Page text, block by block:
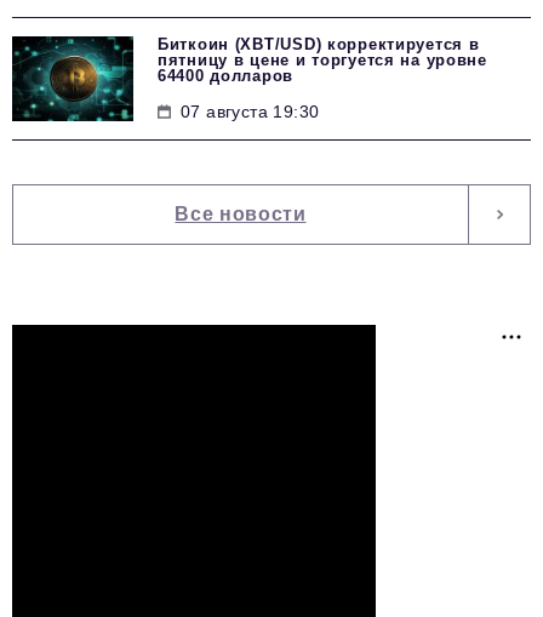
Биткоин (XBT/USD) корректируется в
пятницу в цене и торгуется на уровне
64400 долларов
07 августа 19:30
Все новости